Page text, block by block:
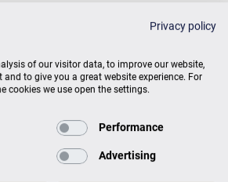
(CONCEPTION)
Privacy policy
of our visitor data, to improve our website,
to give you a great website experience. For
cookies we use open the settings.
Performance
Advertising